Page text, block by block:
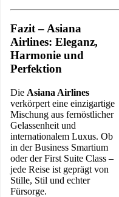
Fazit – Asiana
Airlines: Eleganz,
Harmonie und
Perfektion
Die Asiana Airlines
verkörpert eine einzigartige
Mischung aus fernöstlicher
Gelassenheit und
internationalem Luxus. Ob
in der Business Smartium
oder der First Suite Class –
jede Reise ist geprägt von
Stille, Stil und echter
Fürsorge.